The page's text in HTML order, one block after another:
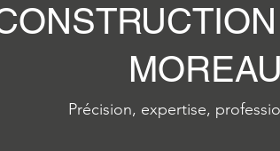
MOREAU
Précision, expertise,